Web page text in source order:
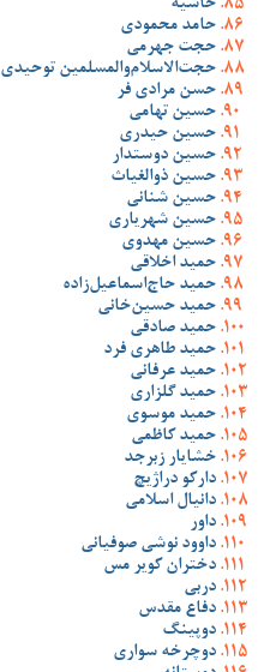
حاشیه
حامد محمودی
حجت جهرمی
حجت‌الاسلام‌والمسلمین توحیدی
حسن مرادی فر
حسین تهامی
حسین حیدری
حسین دوستدار
حسین ذوالغیاث
حسین شنانی
حسین شهریاری
حسین مهدوی
حمید اخلاقی
حمید حاج‌اسماعیل‌زاده
حمید حسین‌خانی
حمید صادقی
حمید طاهری فرد
حمید عرفانی
حمید گلزاری
حمید موسوی
حمید کاظمی
خشایار زبرجد
دارکو دراژیچ
دانیال اسلامی
داور
داوود نوشی صوفیانی
دختران کویر مس
دربی
دفاع مقدس
دوپینگ
دوچرخه سواری